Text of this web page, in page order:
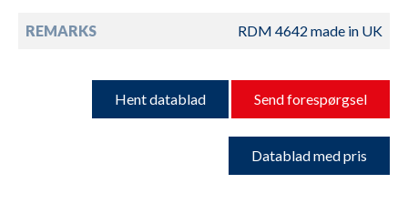
REMARKS RDM 4642 made in UK
Hent datablad Send forespørgsel
Datablad med pris